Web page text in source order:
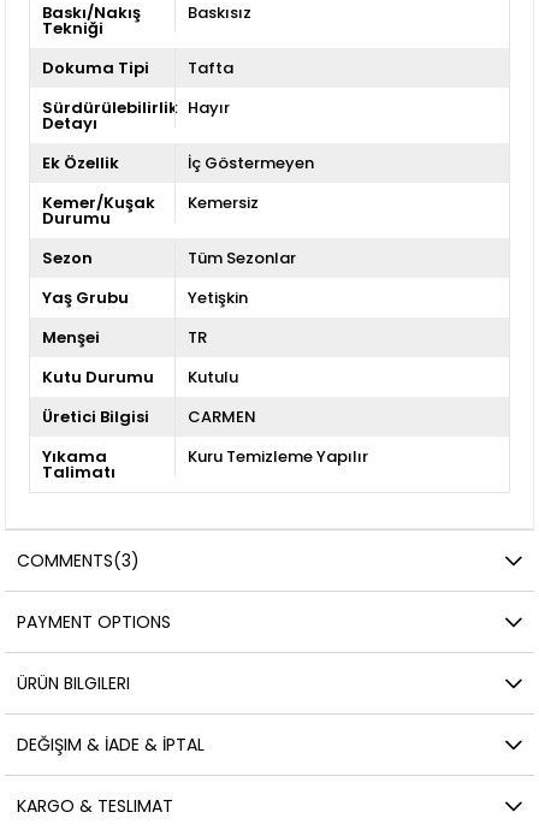
Baskı/Nakış
Tekniği
Baskısız
Dokuma Tipi
Tafta
Sürdürülebilirlik
Detayı
Hayır
Ek Özellik
İç Göstermeyen
Kemer/Kuşak
Durumu
Kemersiz
Sezon
Tüm Sezonlar
Yaş Grubu
Yetişkin
Menşei
TR
Kutu Durumu
Kutulu
Üretici Bilgisi
CARMEN
Yıkama
Talimatı
Kuru Temizleme Yapılır
COMMENTS(3)
PAYMENT OPTIONS
ÜRÜN BILGILERI
DEĞIŞIM & İADE & İPTAL
KARGO & TESLIMAT